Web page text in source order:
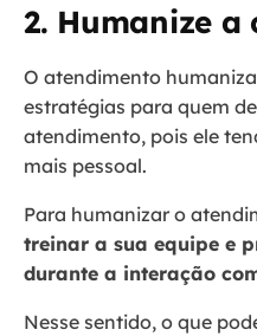
2. Humanize a
O atendimento
estratégias para quem
atendimento, pois ele
mais pessoal.
Para humanizar o
treinar a sua equipe e
durante a interação
Nesse sentido, o que